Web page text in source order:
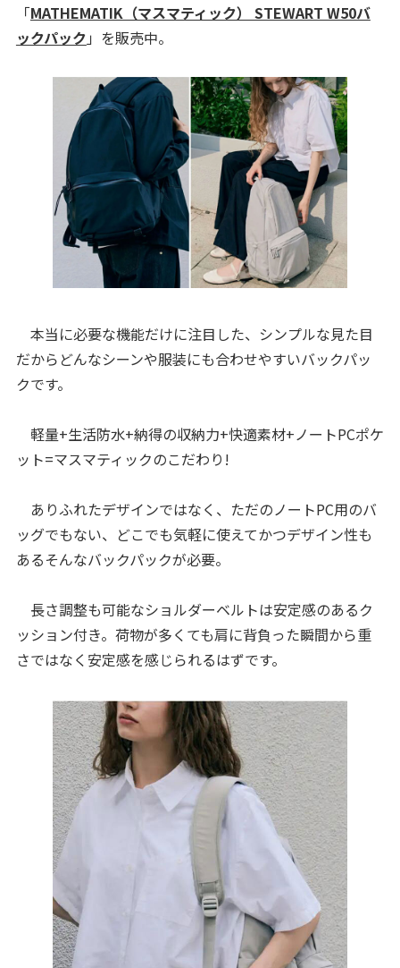
「MATHEMATIK（マスマティック） STEWART W50バ
ックパック 」を販売中。
本当に必要な機能だけに注目した、シンプルな見た目
だからどんなシーンや服装にも合わせやすいバックパッ
クです。
軽量+生活防水+納得の収納力+快適素材+ノートPCポケ
ット=マスマティックのこだわり!
ありふれたデザインではなく、ただのノートPC用のバ
ッグでもない、どこでも気軽に使えてかつデザイン性も
あるそんなバックパックが必要。
長さ調整も可能なショルダーベルトは安定感のあるク
ッション付き。荷物が多くても肩に背負った瞬間から重
さではなく安定感を感じられるはずです。